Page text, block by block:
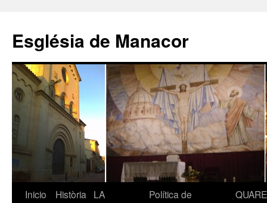
contenido
Església de Manacor
Inicio Història
LA
Política de